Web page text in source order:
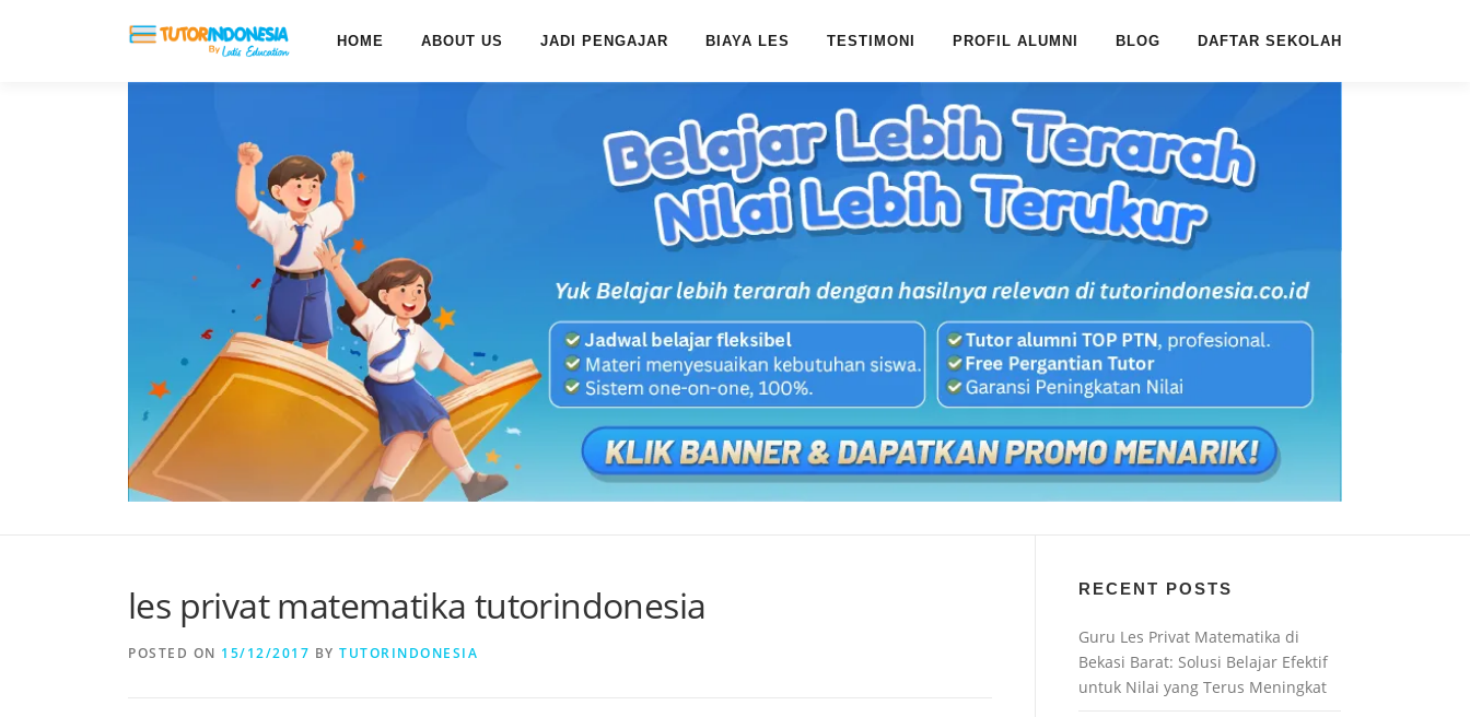
HOME ABOUT US JADI PENGAJAR BIAYA LES TESTIMONI PROFIL ALUMNI BLOG DAFTAR SEKOLAH
les privat matematika tutorindonesia
POSTED ON 15/12/2017 BY TUTORINDONESIA
RECENT POSTS
Guru Les Privat Matematika di
Bekasi Barat: Solusi Belajar Efektif
untuk Nilai yang Terus Meningkat